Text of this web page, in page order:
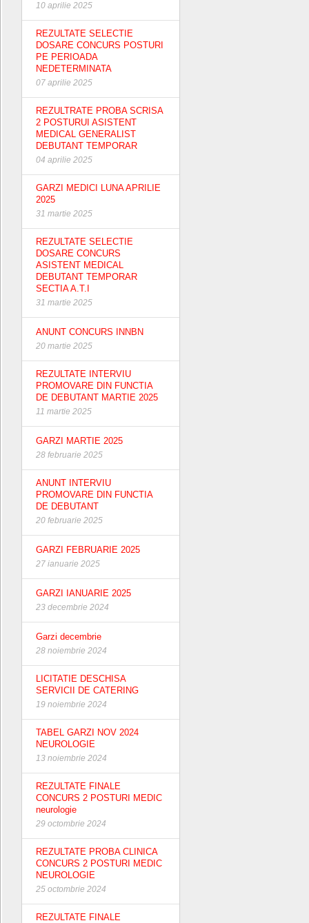
10 aprilie 2025
REZULTATE SELECTIE
DOSARE CONCURS POSTURI
PE PERIOADA
NEDETERMINATA
07 aprilie 2025
REZULTRATE PROBA SCRISA
2 POSTURUI ASISTENT
MEDICAL GENERALIST
DEBUTANT TEMPORAR
04 aprilie 2025
GARZI MEDICI LUNA APRILIE
2025
31 martie 2025
REZULTATE SELECTIE
DOSARE CONCURS
ASISTENT MEDICAL
DEBUTANT TEMPORAR
SECTIA A.T.I
31 martie 2025
ANUNT CONCURS INNBN
20 martie 2025
REZULTATE INTERVIU
PROMOVARE DIN FUNCTIA
DE DEBUTANT MARTIE 2025
11 martie 2025
GARZI MARTIE 2025
28 februarie 2025
ANUNT INTERVIU
PROMOVARE DIN FUNCTIA
DE DEBUTANT
20 februarie 2025
GARZI FEBRUARIE 2025
27 ianuarie 2025
GARZI IANUARIE 2025
23 decembrie 2024
Garzi decembrie
28 noiembrie 2024
LICITATIE DESCHISA
SERVICII DE CATERING
19 noiembrie 2024
TABEL GARZI NOV 2024
NEUROLOGIE
13 noiembrie 2024
REZULTATE FINALE
CONCURS 2 POSTURI MEDIC
neurologie
29 octombrie 2024
REZULTATE PROBA CLINICA
CONCURS 2 POSTURI MEDIC
NEUROLOGIE
25 octombrie 2024
REZULTATE FINALE